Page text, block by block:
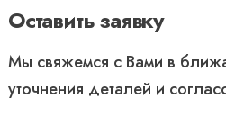
Оставить заявку
Мы свяжемся с Вами в
уточнения деталей и